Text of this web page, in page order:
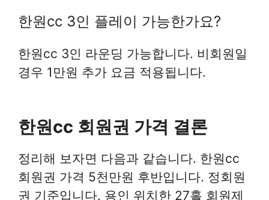
한원cc 3인 플레이 가능한가요?
한원cc 3인 라운딩 가능합니다. 비회원일
경우 1만원 추가 요금 적용됩니다.
한원cc 회원권 가격 결론
정리해 보자면 다음과 같습니다. 한원cc
회원권 가격 5천만원 후반입니다. 정회원
권 기준입니다. 용인 위치한 27홀 회원제